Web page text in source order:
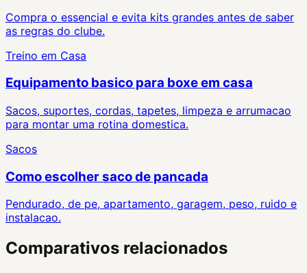
Compra o essencial e evita kits grandes antes de saber
as regras do clube.
Treino em Casa
Equipamento basico para boxe em casa
Sacos, suportes, cordas, tapetes, limpeza e arrumacao
para montar uma rotina domestica.
Sacos
Como escolher saco de pancada
Pendurado, de pe, apartamento, garagem, peso, ruido e
instalacao.
Comparativos relacionados